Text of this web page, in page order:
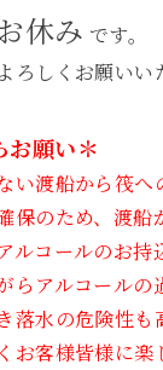
休み です。
ろしくお願いい
お願い＊
い渡船から筏へ
保のため、渡船
ルコールのお持
らアルコールの
落水の危険性も
お客様皆様に